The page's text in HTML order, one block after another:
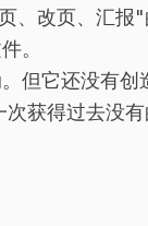
、改页、汇报
。
但它还没有创
获得过去没有